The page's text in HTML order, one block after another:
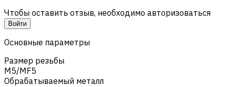
Чтобы оставить отзыв, необходимо авторизоваться
Войти
Основные параметры
Размер резьбы
M5/MF5
Обрабатываемый металл